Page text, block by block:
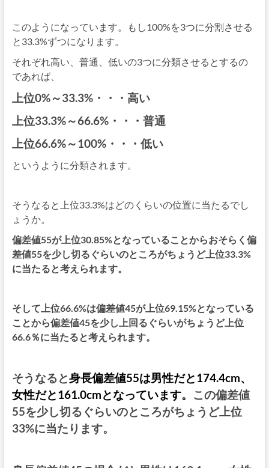
このようになっています。もし100%を3つに分割させる
と33.3%ずつになります。
それぞれ高い、普通、低いの3つに分類させるとするの
であれば、
上位0%～33.3%・・・高い
上位33.3%～66.6%・・・普通
上位66.6%～100%・・・低い
というように分類されます。
そうなると上位33.3%はどのくらいの位置に当たるでし
ょうか。
偏差値55が上位30.85%となっていることからおそらく偏
差値55を少し切るぐらいのところがちょうど上位33.3%
に当たると考えられます。
そして上位66.6%は偏差値45が上位69.15%となっている
ことから偏差値45を少し上回るぐらいがちょうど上位
66.6％に当たると考えられます。
そうなると身長偏差値55は男性だと174.4cm、
女性だと161.0cmとなっています。
この偏差値
55を少し切るぐらいのところがちょうど上位
33%に当たります。